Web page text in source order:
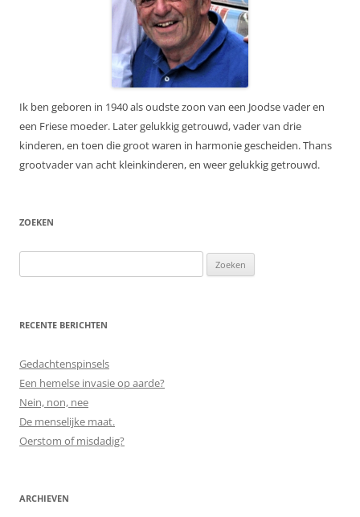
Ik ben geboren in 1940 als oudste zoon van een Joodse vader en
een Friese moeder. Later gelukkig getrouwd, vader van drie
kinderen, en toen die groot waren in harmonie gescheiden. Thans
grootvader van acht kleinkinderen, en weer gelukkig getrouwd.
ZOEKEN
naar:
RECENTE BERICHTEN
Gedachtenspinsels
Een hemelse invasie op aarde?
Nein, non, nee
De menselijke maat.
Oerstom of misdadig?
ARCHIEVEN